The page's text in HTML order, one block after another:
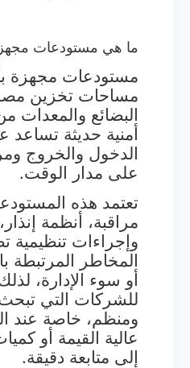
ما هي مستودعات
مستودعات مجهزة
مساحات تخزين
البضائع والمعدات
أمنية حديثة تساعد
الدخول والخروج
على مدار الوقت.
تعتمد هذه
مراقبة، أنظمة
وإجراءات تنظيمية
المخاطر المرتبطة
أو سوء الإدارة،
للشركات التي
ومنظم، خاصة عند
عالية القيمة أو
إلى متابعة دقيقة.